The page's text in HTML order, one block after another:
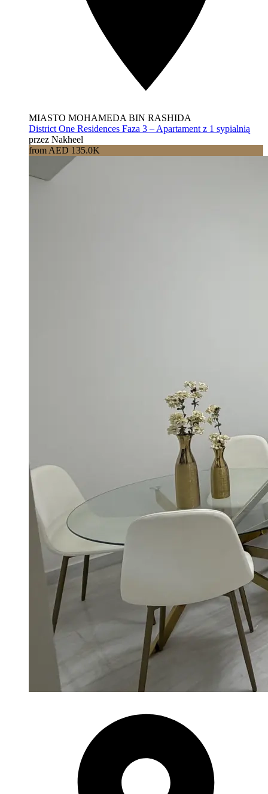
MIASTO MOHAMEDA BIN RASHIDA
District One Residences Faza 3 – Apartament z 1 sypialnią
przez Nakheel
from AED 135.0K